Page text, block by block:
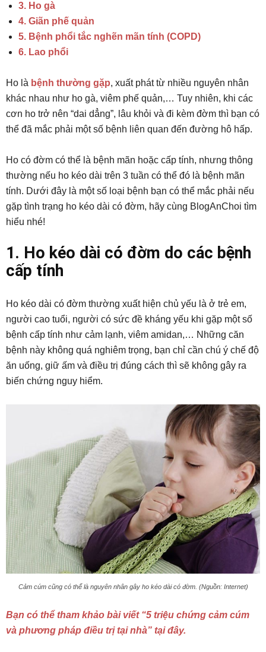
3. Ho gà
4. Giãn phế quản
5. Bệnh phổi tắc nghẽn mãn tính (COPD)
6. Lao phổi
Ho là bệnh thường gặp, xuất phát từ nhiều nguyên nhân
khác nhau như ho gà, viêm phế quản,… Tuy nhiên, khi các
cơn ho trở nên “dai dẳng”, lâu khỏi và đi kèm đờm thì bạn có
thể đã mắc phải một số bệnh liên quan đến đường hô hấp.
Ho có đờm có thể là bệnh mãn hoặc cấp tính, nhưng thông
thường nếu ho kéo dài trên 3 tuần có thể đó là bệnh mãn
tính. Dưới đây là một số loại bệnh bạn có thể mắc phải nếu
gặp tình trạng ho kéo dài có đờm, hãy cùng BlogAnChoi tìm
hiểu nhé!
1. Ho kéo dài có đờm do các bệnh
cấp tính
Ho kéo dài có đờm thường xuất hiện chủ yếu là ở trẻ em,
người cao tuổi, người có sức đề kháng yếu khi gặp một số
bệnh cấp tính như cảm lạnh, viêm amidan,… Những căn
bệnh này không quá nghiêm trọng, bạn chỉ cần chú ý chế độ
ăn uống, giữ ấm và điều trị đúng cách thì sẽ không gây ra
biến chứng nguy hiểm.
Cảm cúm cũng có thể là nguyên nhân gây ho kéo dài có đờm. (Nguồn: Internet)
Bạn có thể tham khảo bài viết “5 triệu chứng cảm cúm
và phương pháp điều trị tại nhà” tại đây.